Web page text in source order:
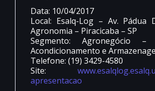
Data: 10/04/2017
Local: Esalq-Log – Av. Pádua
Agronomia – Piracicaba – SP
Segmento: Agronegócio –
Acondicionamento e
Telefone: (19) 3429-4580
Site:
apresentacao